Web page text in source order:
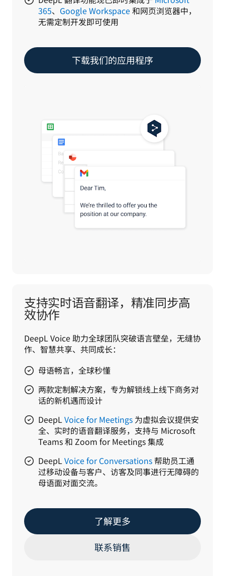
365、 Google Workspace和网页浏览器中，
无需定制开发即可使用
下载我们的应用程序
支持实时语音翻译，精准同步高
效协作
DeepL Voice 助力全球团队突破语言壁垒，无缝协
作、智慧共享、共同成长：
母语畅言，全球秒懂
两款定制解决方案，专为解锁线上线下商务对
话的新机遇而设计
DeepLVoice for Meetings 为虚拟会议提供安
全、实时的语音翻译服务，支持与 Microsoft
Teams 和 Zoom for Meetings 集成
DeepLVoice for Conversations帮助员工通
过移动设备与客户、访客及同事进行无障碍的
母语面对面交流。
了解更多
联系销售